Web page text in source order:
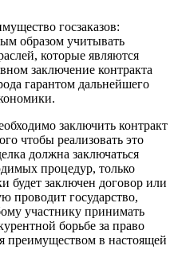
госзака­зов:
образом учи­тывать
которые являются
заклю­чение контракта
гарантом дальнейшего
заключить контракт
чтобы реа­лизовать это
долж­на заключаться
процедур, только
будет заключен договор или
проводит государство,
участнику принимать
борьбе за право
преимуществом в настоящей